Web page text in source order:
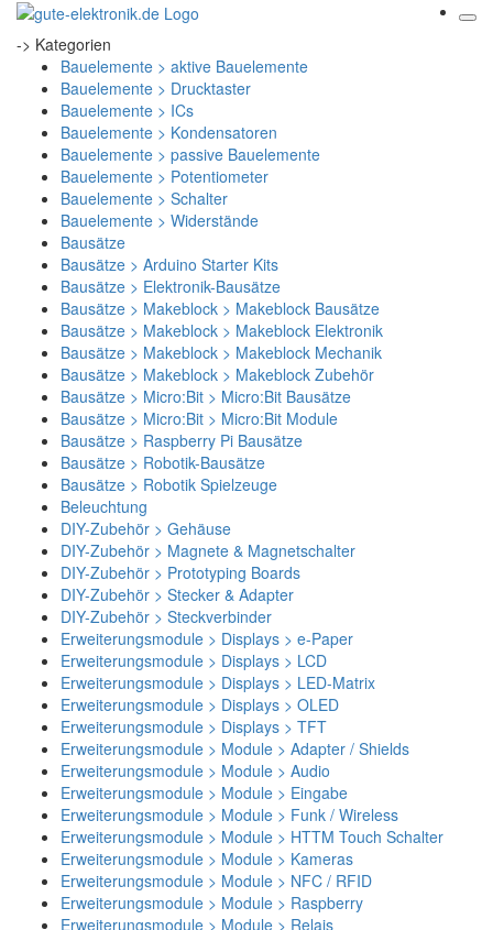
-> Kategorien
Bauelemente > aktive Bauelemente
Bauelemente > Drucktaster
Bauelemente > ICs
Bauelemente > Kondensatoren
Bauelemente > passive Bauelemente
Bauelemente > Potentiometer
Bauelemente > Schalter
Bauelemente > Widerstände
Bausätze
Bausätze > Arduino Starter Kits
Bausätze > Elektronik-Bausätze
Bausätze > Makeblock > Makeblock Bausätze
Bausätze > Makeblock > Makeblock Elektronik
Bausätze > Makeblock > Makeblock Mechanik
Bausätze > Makeblock > Makeblock Zubehör
Bausätze > Micro:Bit > Micro:Bit Bausätze
Bausätze > Micro:Bit > Micro:Bit Module
Bausätze > Raspberry Pi Bausätze
Bausätze > Robotik-Bausätze
Bausätze > Robotik Spielzeuge
Beleuchtung
DIY-Zubehör > Gehäuse
DIY-Zubehör > Magnete & Magnetschalter
DIY-Zubehör > Prototyping Boards
DIY-Zubehör > Stecker & Adapter
DIY-Zubehör > Steckverbinder
Erweiterungsmodule > Displays > e-Paper
Erweiterungsmodule > Displays > LCD
Erweiterungsmodule > Displays > LED-Matrix
Erweiterungsmodule > Displays > OLED
Erweiterungsmodule > Displays > TFT
Erweiterungsmodule > Module > Adapter / Shields
Erweiterungsmodule > Module > Audio
Erweiterungsmodule > Module > Eingabe
Erweiterungsmodule > Module > Funk / Wireless
Erweiterungsmodule > Module > HTTM Touch Schalter
Erweiterungsmodule > Module > Kameras
Erweiterungsmodule > Module > NFC / RFID
Erweiterungsmodule > Module > Raspberry
Erweiterungsmodule > Module > Relais